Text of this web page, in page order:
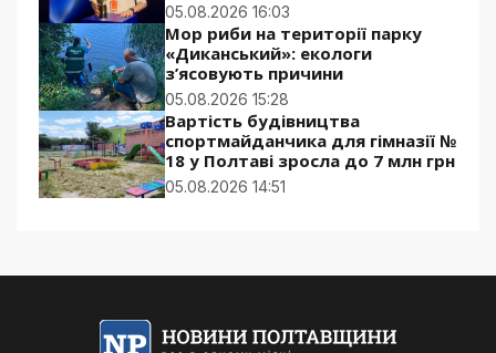
05.08.2026 16:03
Мор риби на території парку
«Диканський»: екологи
з’ясовують причини
05.08.2026 15:28
Вартість будівництва
спортмайданчика для гімназії №
18 у Полтаві зросла до 7 млн грн
05.08.2026 14:51